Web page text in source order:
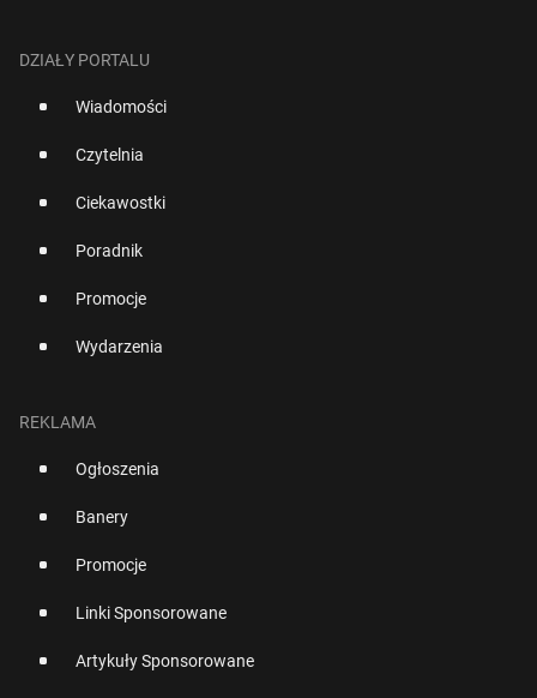
DZIAŁY PORTALU
Wiadomości
Czytelnia
Ciekawostki
Poradnik
Promocje
Wydarzenia
REKLAMA
Ogłoszenia
Banery
Promocje
Linki Sponsorowane
Artykuły Sponsorowane